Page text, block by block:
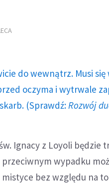
do wewnątrz. Musi się
oczyma i wytrwale
(Sprawdź: Rozwój
Ignacy z Loyoli będzie
wypadku
bez względu na